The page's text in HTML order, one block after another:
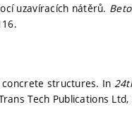
uzavíracích nátěrů.
concrete structures. In
Tech Publications Ltd,